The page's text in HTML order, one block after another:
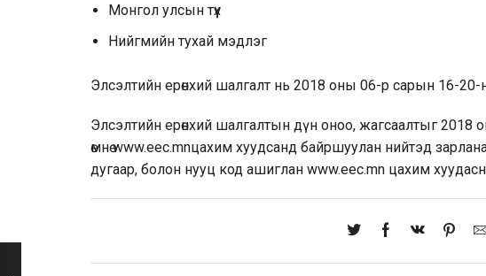
Монгол улсын түүх
Нийгмийн тухай мэдлэг
Элсэлтийн ерөнхий шалгалт нь 2018 оны 06-р сарын 16-20-
Элсэлтийн ерөнхий шалгалтын дүн оноо, жагсаалтыг 2018
өмнөwww.eec.mnцахим хуудсанд байршуулан нийтэд
дугаар, болон нууц код ашиглан www.eec.mn цахим